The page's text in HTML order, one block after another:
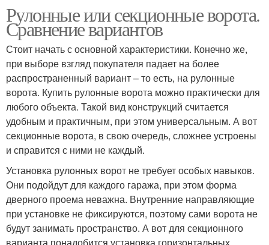
Рулонные или секционные ворота.
Сравнение вариантов
Стоит начать с основной характеристики. Конечно же,
при выборе взгляд покупателя падает на более
распространенный вариант – то есть, на рулонные
ворота. Купить рулонные ворота можно практически для
любого объекта. Такой вид конструкций считается
удобным и практичным, при этом универсальным. А вот
секционные ворота, в свою очередь, сложнее устроены
и справится с ними не каждый.
Установка рулонных ворот не требует особых навыков.
Они подойдут для каждого гаража, при этом форма
дверного проема неважна. Внутренние направляющие
при установке не фиксируются, поэтому сами ворота не
будут занимать пространство. А вот для секционного